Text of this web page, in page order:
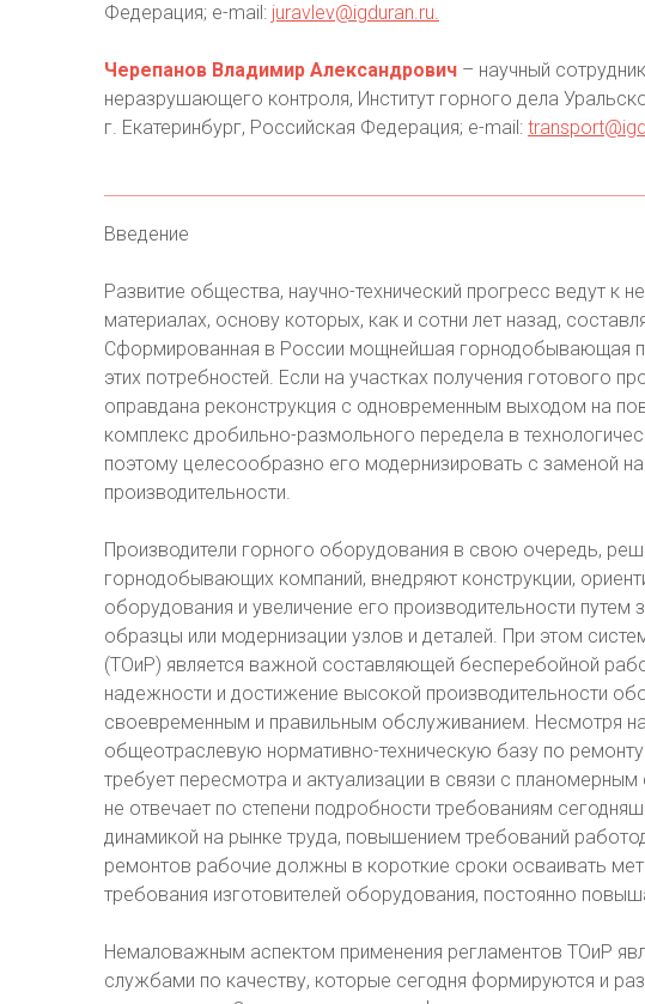
Федерация; e-mail: juravlev@igduran.ru.
Черепанов Владимир Александрович – научный
неразрушающего контроля, Институт горного дела
г. Екатеринбург, Российская Федерация; e-mail:
Введение
Развитие общества, научно-технический прогресс ведут к
материалах, основу которых, как и сотни лет назад,
Сформированная в России мощнейшая горнодобывающая
этих потребностей. Если на участках получения готового
оправдана реконструкция с одновременным выходом на
комплекс дробильно-размольного передела в
поэтому целесообразно его модернизировать с заменой
производительности.
Производители горного оборудования в свою очередь,
горнодобывающих компаний, внедряют конструкции,
оборудования и увеличение его производительности
образцы или модернизации узлов и деталей. При этом
(ТОиР) является важной составляющей бесперебойной
надежности и достижение высокой производительности
своевременным и правильным обслуживанием. Несмотря
общеотраслевую нормативно-техническую базу по
требует пересмотра и актуализации в связи с
не отвечает по степени подробности требованиям
динамикой на рынке труда, повышением требований
ремонтов рабочие должны в короткие сроки осваивать
требования изготовителей оборудования, постоянно
Немаловажным аспектом применения регламентов ТОиР
службами по качеству, которые сегодня формируются и